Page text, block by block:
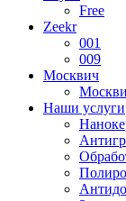
Free
Zeekr
001
009
Москвич
Наши услуги